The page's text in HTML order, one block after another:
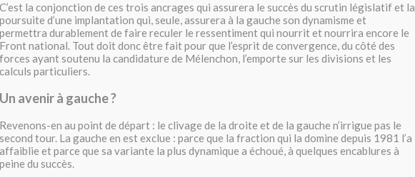
C’est la conjonction de ces trois ancrages qui assurera le succès du scrutin législatif et la
poursuite d’une implantation qui, seule, assurera à la gauche son dynamisme et
permettra durablement de faire reculer le ressentiment qui nourrit et nourrira encore le
Front national. Tout doit donc être fait pour que l’esprit de convergence, du côté des
forces ayant soutenu la candidature de Mélenchon, l’emporte sur les divisions et les
calculs particuliers.
Un avenir à gauche ?
Revenons-en au point de départ : le clivage de la droite et de la gauche n’irrigue pas le
second tour. La gauche en est exclue : parce que la fraction qui la domine depuis 1981 l’a
affaiblie et parce que sa variante la plus dynamique a échoué, à quelques encablures à
peine du succès.